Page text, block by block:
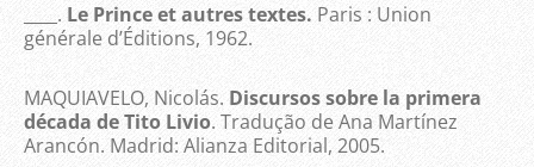
____. Le Prince et autres textes. Paris : Union
générale d’Éditions, 1962.
MAQUIAVELO, Nicolás. Discursos sobre la primera
década de Tito Livio. Tradução de Ana Martínez
Arancón. Madrid: Alianza Editorial, 2005.